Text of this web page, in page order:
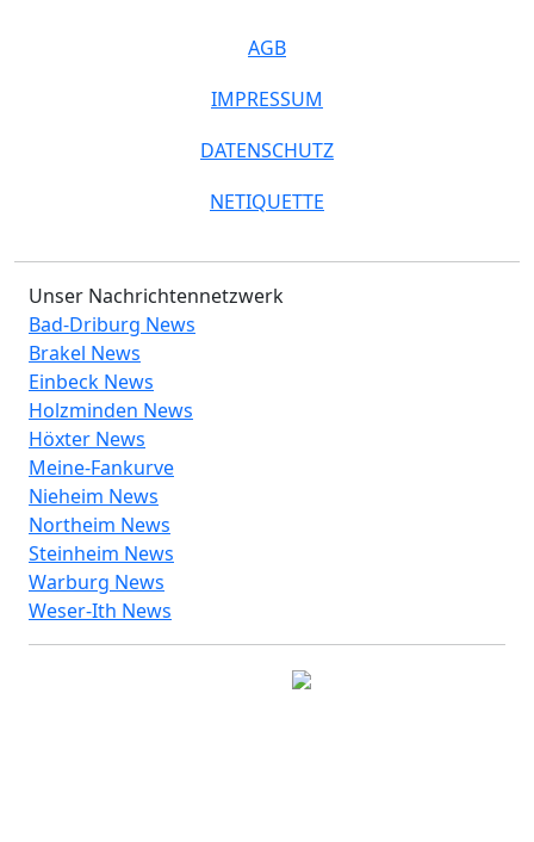
AGB
IMPRESSUM
DATENSCHUTZ
NETIQUETTE
Unser Nachrichtennetzwerk
Bad-Driburg News
Brakel News
Einbeck News
Holzminden News
Höxter News
Meine-Fankurve
Nieheim News
Northeim News
Steinheim News
Warburg News
Weser-Ith News